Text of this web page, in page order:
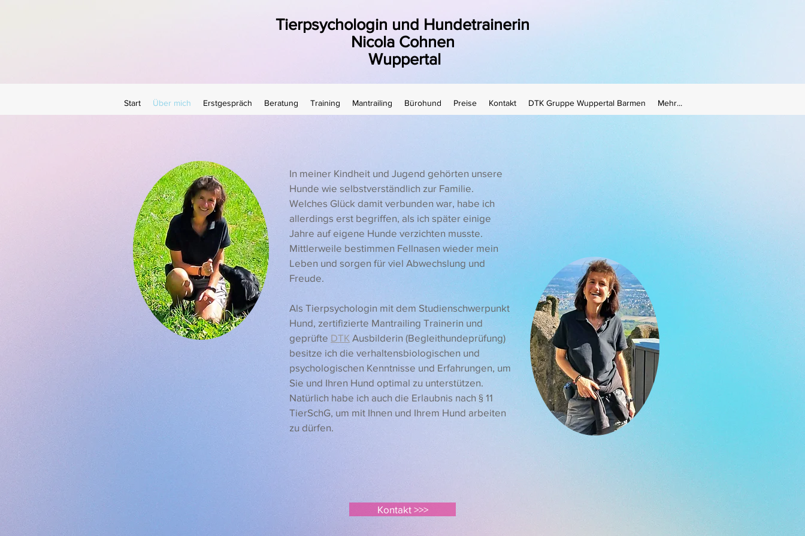
Tierpsychologin und Hundetrainerin
Nicola Cohnen
Wuppertal
Start Über mich Erstgespräch Beratung Training Mantrailing Bürohund Preise Kontakt DTK Gruppe Wuppertal Barmen Mehr...
In meiner Kindheit und Jugend gehörten unsere
Hunde wie selbstverständlich zur Familie.
Welches Glück damit verbunden war, habe ich
allerdings erst begriffen, als ich später einige
Jahre auf eigene Hunde verzichten musste.
Mittlerweile bestimmen Fellnasen wieder mein
Leben und sorgen für viel Abwechslung und
Freude.
Als Tierpsychologin mit dem Studienschwerpunkt
Hund, zertifizierte Mantrailing Trainerin und
geprüfte DTK Ausbilderin (Begleithundeprüfung)
besitze ich die verhaltensbiologischen und
psychologischen Kenntnisse und Erfahrungen, um
Sie und Ihren Hund optimal zu unterstützen.
Natürlich habe ich auch die Erlaubnis nach § 11
TierSchG, um mit Ihnen und Ihrem Hund arbeiten
zu dürfen.
Kontakt >>>